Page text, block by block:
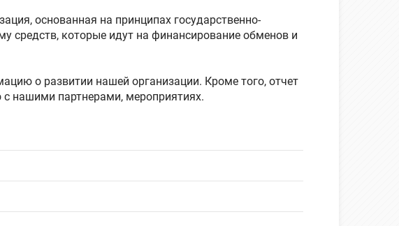
основанная на принципах государственно-
средств, которые идут на финансирование обменов и
о развитии нашей организации. Кроме того, отчет
с нашими партнерами, мероприятиях.